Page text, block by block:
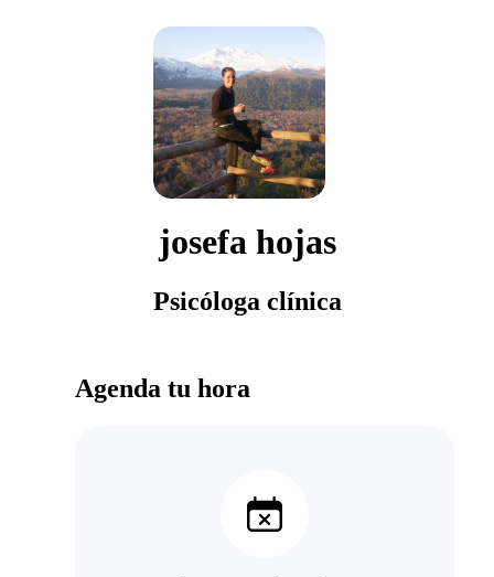
josefa hojas
Psicóloga clínica
Agenda tu hora